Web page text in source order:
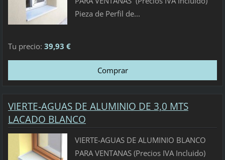
Pieza de Perfil de...
Tu precio: 39,93 €
VIERTE-AGUAS DE ALUMINIO DE 3,0 MTS
LACADO BLANCO
VIERTE-AGUAS DE ALUMINIO BLANCO
PARA VENTANAS (Precios IVA Incluido)